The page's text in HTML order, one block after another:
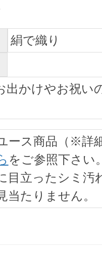
絹で織り
出かけやお祝い
ース商品（※詳
をご参照下さい
目立ったシミ汚
当たりません。